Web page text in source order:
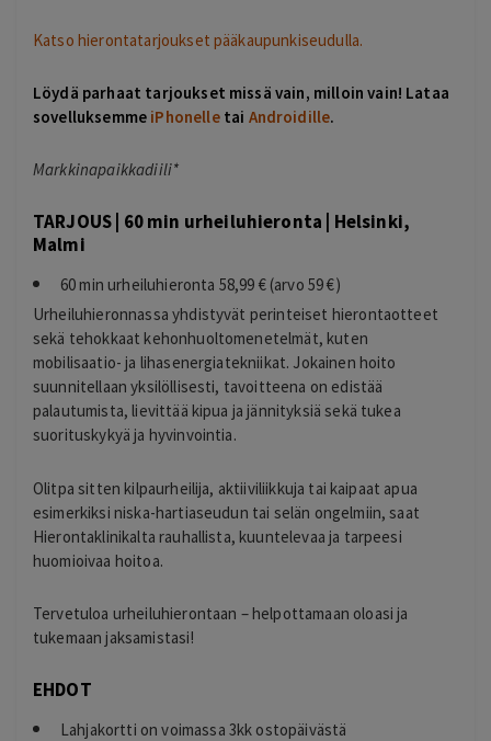
Katso hierontatarjoukset pääkaupunkiseudulla.
Löydä parhaat tarjoukset missä vain, milloin vain! Lataa
sovelluksemme iPhonelletai Androidille.
Markkinapaikkadiili*
TARJOUS | 60 min urheiluhieronta | Helsinki,
Malmi
60 min urheiluhieronta 58,99 € (arvo 59 €)
Urheiluhieronnassa yhdistyvät perinteiset hierontaotteet
sekä tehokkaat kehonhuoltomenetelmät, kuten
mobilisaatio- ja lihasenergiatekniikat. Jokainen hoito
suunnitellaan yksilöllisesti, tavoitteena on edistää
palautumista, lievittää kipua ja jännityksiä sekä tukea
suorituskykyä ja hyvinvointia.
Olitpa sitten kilpaurheilija, aktiiviliikkuja tai kaipaat apua
esimerkiksi niska-hartiaseudun tai selän ongelmiin, saat
Hierontaklinikalta rauhallista, kuuntelevaa ja tarpeesi
huomioivaa hoitoa.
Tervetuloa urheiluhierontaan – helpottamaan oloasi ja
tukemaan jaksamistasi!
EHDOT
Lahjakortti on voimassa 3kk ostopäivästä